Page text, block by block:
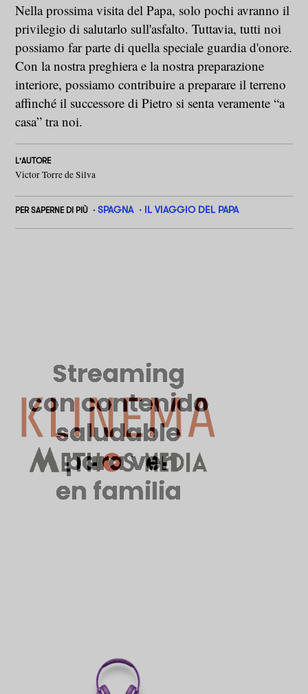
Nella prossima visita del Papa, solo pochi avranno il
privilegio di salutarlo sull'asfalto. Tuttavia, tutti noi
possiamo far parte di quella speciale guardia d'onore.
Con la nostra preghiera e la nostra preparazione
interiore, possiamo contribuire a preparare il terreno
affinché il successore di Pietro si senta veramente “a
casa” tra noi.
L'AUTORE
Victor Torre de Silva
PER SAPERNE DI PIÙ SPAGNA IL VIAGGIO DEL PAPA